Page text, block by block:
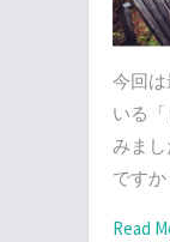
今回
いる
みまし
ですか
Read